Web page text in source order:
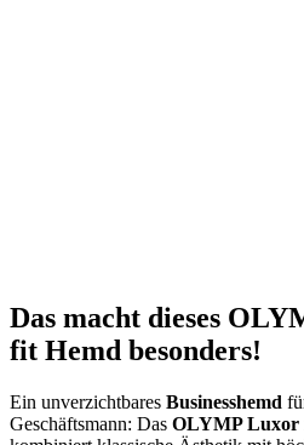
Das macht dieses
fit Hemd besonders!
Ein unverzichtbares Businesshemd
Geschäftsmann: Das OLYMP Luxor